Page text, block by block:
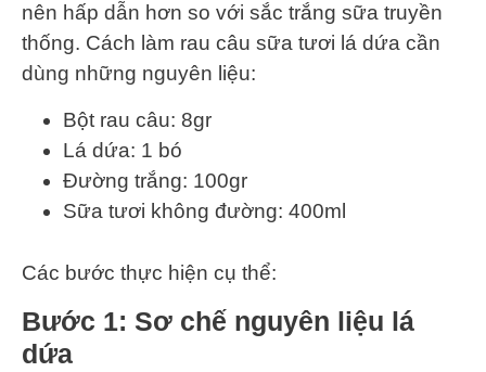
nên hấp dẫn hơn so với sắc trắng sữa truyền
thống. Cách làm rau câu sữa tươi lá dứa cần
dùng những nguyên liệu:
Bột rau câu: 8gr
Lá dứa: 1 bó
Đường trắng: 100gr
Sữa tươi không đường: 400ml
Các bước thực hiện cụ thể:
Bước 1: Sơ chế nguyên liệu lá
dứa